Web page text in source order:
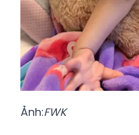
Ảnh:FWK
Theo bác sĩ Bệnh